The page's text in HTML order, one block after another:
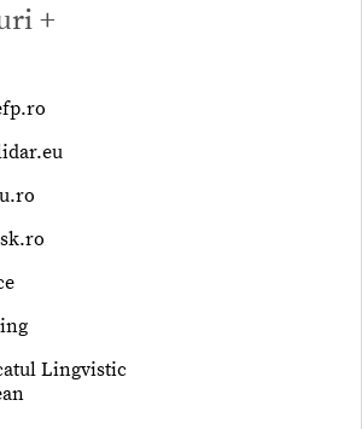
+
Lingvistic